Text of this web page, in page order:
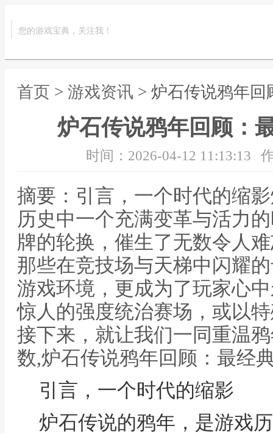
您的游戏宝典，关注我！
首页 > 游戏资讯 > 炉石传说鸦年
炉石传说鸦年回顾：
时间：2026-04-12 11:13:13
摘要：引言，一个时代的缩
历史中一个充满变革与活力
牌的轮换，催生了无数令人
那些在竞技场与天梯中闪耀
游戏环境，更成为了玩家心
惊人的强度统治赛场，或以
接下来，就让我们一同重温
数,炉石传说鸦年回顾：最经
引言，一个时代的缩影
炉石传说的鸦年，是游戏